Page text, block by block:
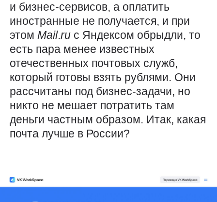
и бизнес-сервисов, а оплатить
иностранные не получается, и при
этом Mail.ru с Яндексом обрыдли, то
есть пара менее известных
отечественных почтовых служб,
который готовы взять рублями. Они
рассчитаны под бизнес-задачи, но
никто не мешает потратить там
деньги частным образом. Итак, какая
почта лучше в России?